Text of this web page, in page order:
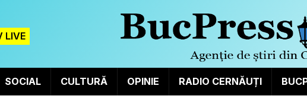
LIVE
SOCIAL CULTURĂ OPINIE RADIO CERNĂUȚI